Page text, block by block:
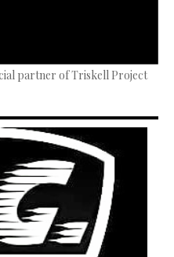
partner of Triskell Project